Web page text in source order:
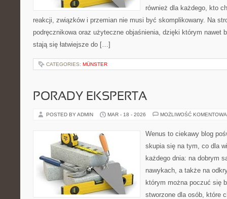
również dla każdego, kto
reakcji, związków i przemian nie musi być skomplikowany. Na
podręcznikowa oraz użyteczne objaśnienia, dzięki którym nawet
stają się łatwiejsze do […]
CATEGORIES: MÜNSTER
PORADY EKSPERTA
POSTED BY ADMIN MAR - 18 - 2026 MOŻLIWOŚĆ
Wenus to ciekawy blog
skupia się na tym, co dla
każdego dnia: na dobrym
nawykach, a także na
którym można poczuć się
stworzone dla osób, które